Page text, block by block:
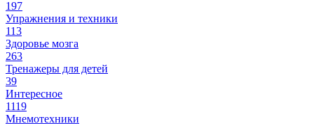
197
Упражнения и техники
113
Здоровье мозга
263
Тренажеры для детей
39
Интересное
1119
Мнемотехники